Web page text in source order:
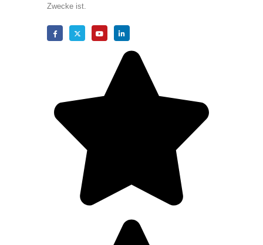
Zwecke ist.